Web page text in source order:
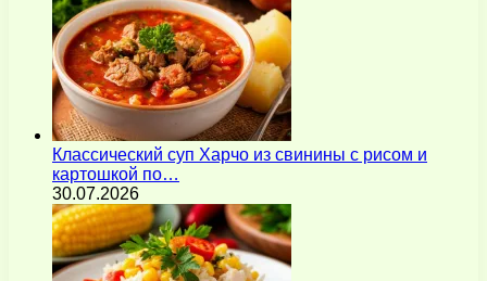
Классический суп Харчо из свинины с рисом и
картошкой по…
30.07.2026